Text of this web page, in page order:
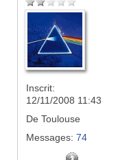
Inscrit:
12/11/2008 11:43
De Toulouse
Messages: 74